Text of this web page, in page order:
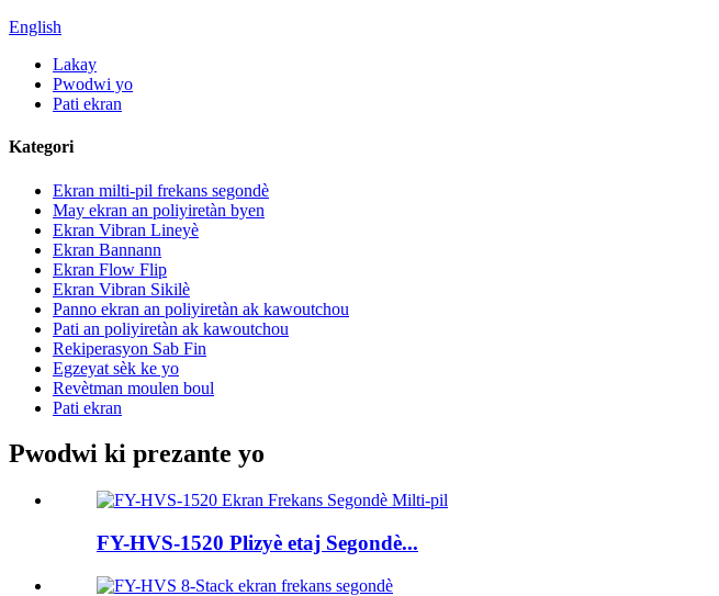
English
Lakay
Pwodwi yo
Pati ekran
Kategori
Ekran milti-pil frekans segondè
May ekran an poliyiretàn byen
Ekran Vibran Lineyè
Ekran Bannann
Ekran Flow Flip
Ekran Vibran Sikilè
Panno ekran an poliyiretàn ak kawoutchou
Pati an poliyiretàn ak kawoutchou
Rekiperasyon Sab Fin
Egzeyat sèk ke yo
Revètman moulen boul
Pati ekran
Pwodwi ki prezante yo
FY-HVS-1520 Plizyè etaj Segondè...